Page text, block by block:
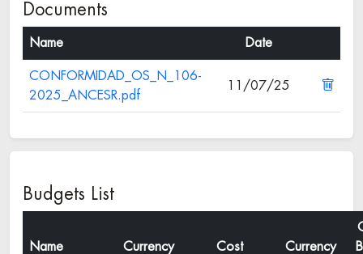
Documents
Name Date
CONFORMIDAD_OS_N_106-
2025_ANCESR.pdf
11/07/25
Budgets List
Name Currency Cost Currency